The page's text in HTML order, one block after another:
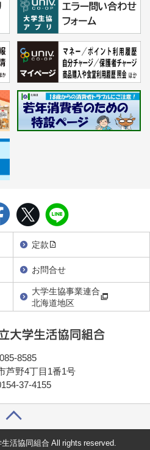
定款
お問合せ
大学生協事業連合
北海道地区
8585
芦野4丁目1番1号
37-4155
活協同組合 All rights reserved.